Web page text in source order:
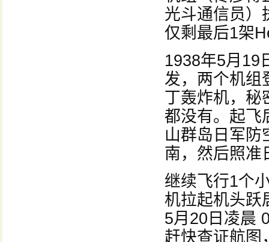
光斗通信员）
仅剩最后1架
1938年5月19
发，两个机组
丁轰炸机，秘
都没有。起飞
山群岛日军防
南，然后照准
继续飞行1个
机拉起机头跃
5月20日凌晨
赶快查证航图